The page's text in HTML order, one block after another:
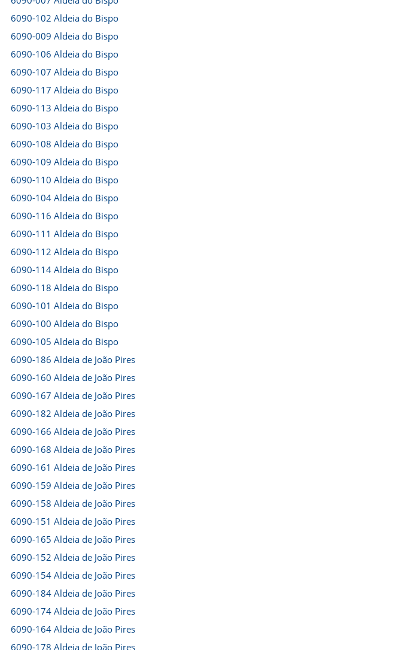
6090-102 Aldeia do Bispo
6090-009 Aldeia do Bispo
6090-106 Aldeia do Bispo
6090-107 Aldeia do Bispo
6090-117 Aldeia do Bispo
6090-113 Aldeia do Bispo
6090-103 Aldeia do Bispo
6090-108 Aldeia do Bispo
6090-109 Aldeia do Bispo
6090-110 Aldeia do Bispo
6090-104 Aldeia do Bispo
6090-116 Aldeia do Bispo
6090-111 Aldeia do Bispo
6090-112 Aldeia do Bispo
6090-114 Aldeia do Bispo
6090-118 Aldeia do Bispo
6090-101 Aldeia do Bispo
6090-100 Aldeia do Bispo
6090-105 Aldeia do Bispo
6090-186 Aldeia de João Pires
6090-160 Aldeia de João Pires
6090-167 Aldeia de João Pires
6090-182 Aldeia de João Pires
6090-166 Aldeia de João Pires
6090-168 Aldeia de João Pires
6090-161 Aldeia de João Pires
6090-159 Aldeia de João Pires
6090-158 Aldeia de João Pires
6090-151 Aldeia de João Pires
6090-165 Aldeia de João Pires
6090-152 Aldeia de João Pires
6090-154 Aldeia de João Pires
6090-184 Aldeia de João Pires
6090-174 Aldeia de João Pires
6090-164 Aldeia de João Pires
6090-178 Aldeia de João Pires